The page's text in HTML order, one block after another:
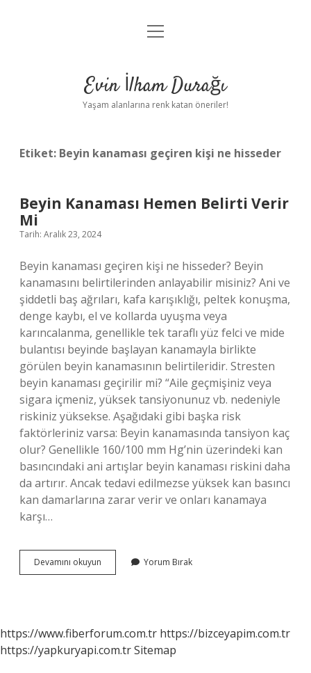
Anasayfa
Yasal Uyarı
menüyü
Evin İlham Durağı
Yaşam alanlarına renk katan öneriler!
Etiket: Beyin kanaması geçiren kişi ne hisseder
Beyin Kanaması Hemen Belirti Verir
Mi
Tarih: Aralık 23, 2024
Beyin kanaması geçiren kişi ne hisseder? Beyin
kanamasını belirtilerinden anlayabilir misiniz? Ani ve
şiddetli baş ağrıları, kafa karışıklığı, peltek konuşma,
denge kaybı, el ve kollarda uyuşma veya
karıncalanma, genellikle tek taraflı yüz felci ve mide
bulantısı beyinde başlayan kanamayla birlikte
görülen beyin kanamasının belirtileridir. Stresten
beyin kanaması geçirilir mi? “Aile geçmişiniz veya
sigara içmeniz, yüksek tansiyonunuz vb. nedeniyle
riskiniz yüksekse. Aşağıdaki gibi başka risk
faktörleriniz varsa: Beyin kanamasında tansiyon kaç
olur? Genellikle 160/100 mm Hg’nin üzerindeki kan
basıncındaki ani artışlar beyin kanaması riskini daha
da artırır. Ancak tedavi edilmezse yüksek kan basıncı
kan damarlarına zarar verir ve onları kanamaya
karşı…
Devamını okuyun
Kanaması
Yorum Bırak
https://www.fiberforum.com.tr https://bizceyapim.com.tr
https://yapkuryapi.com.trSitemap